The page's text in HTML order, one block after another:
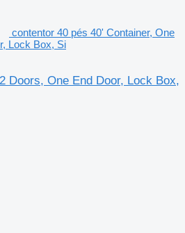
contentor 40 pés 40' Container, One
Lock Box, Si
Doors, One End Door, Lock Box,